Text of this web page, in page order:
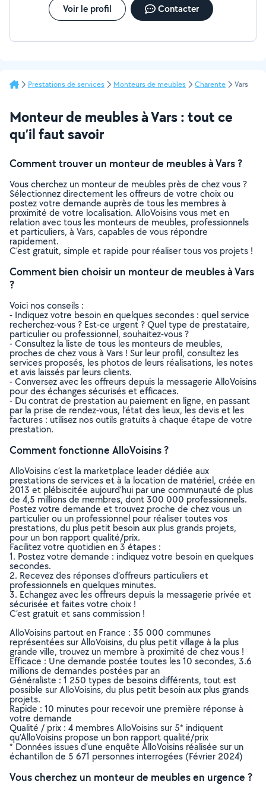
Voir le profil Contacter
Prestations de services Monteurs de meubles Charente Vars
Monteur de meubles à Vars : tout ce
qu’il faut savoir
Comment trouver un monteur de meubles à Vars ?
Vous cherchez un monteur de meubles près de chez vous ?
Sélectionnez directement les offreurs de votre choix ou
postez votre demande auprès de tous les membres à
proximité de votre localisation. AlloVoisins vous met en
relation avec tous les monteurs de meubles, professionnels
et particuliers, à Vars, capables de vous répondre
rapidement.
C’est gratuit, simple et rapide pour réaliser tous vos projets !
Comment bien choisir un monteur de meubles à Vars
?
Voici nos conseils :
- Indiquez votre besoin en quelques secondes : quel service
recherchez-vous ? Est-ce urgent ? Quel type de prestataire,
particulier ou professionnel, souhaitez-vous ?
- Consultez la liste de tous les monteurs de meubles,
proches de chez vous à Vars ! Sur leur profil, consultez les
services proposés, les photos de leurs réalisations, les notes
et avis laissés par leurs clients.
- Conversez avec les offreurs depuis la messagerie AlloVoisins
pour des échanges sécurisés et efficaces.
- Du contrat de prestation au paiement en ligne, en passant
par la prise de rendez-vous, l’état des lieux, les devis et les
factures : utilisez nos outils gratuits à chaque étape de votre
prestation.
Comment fonctionne AlloVoisins ?
AlloVoisins c’est la marketplace leader dédiée aux
prestations de services et à la location de matériel, créée en
2013 et plébiscitée aujourd’hui par une communauté de plus
de 4,5 millions de membres, dont 300 000 professionnels.
Postez votre demande et trouvez proche de chez vous un
particulier ou un professionnel pour réaliser toutes vos
prestations, du plus petit besoin aux plus grands projets,
pour un bon rapport qualité/prix.
Facilitez votre quotidien en 3 étapes :
1. Postez votre demande : indiquez votre besoin en quelques
secondes.
2. Recevez des réponses d’offreurs particuliers et
professionnels en quelques minutes.
3. Echangez avec les offreurs depuis la messagerie privée et
sécurisée et faites votre choix !
C’est gratuit et sans commission !
AlloVoisins partout en France : 35 000 communes
représentées sur AlloVoisins, du plus petit village à la plus
grande ville, trouvez un membre à proximité de chez vous !
Efficace : Une demande postée toutes les 10 secondes, 3.6
millions de demandes postées par an
Généraliste : 1 250 types de besoins différents, tout est
possible sur AlloVoisins, du plus petit besoin aux plus grands
projets.
Rapide : 10 minutes pour recevoir une première réponse à
votre demande
Qualité / prix : 4 membres AlloVoisins sur 5* indiquent
qu’AlloVoisins propose un bon rapport qualité/prix
* Données issues d’une enquête AlloVoisins réalisée sur un
échantillon de 5 671 personnes interrogées (Février 2024)
Vous cherchez un monteur de meubles en urgence ?